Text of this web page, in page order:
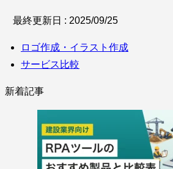
最終更新日 : 2025/09/25
ロゴ作成・イラスト作成
サービス比較
新着記事